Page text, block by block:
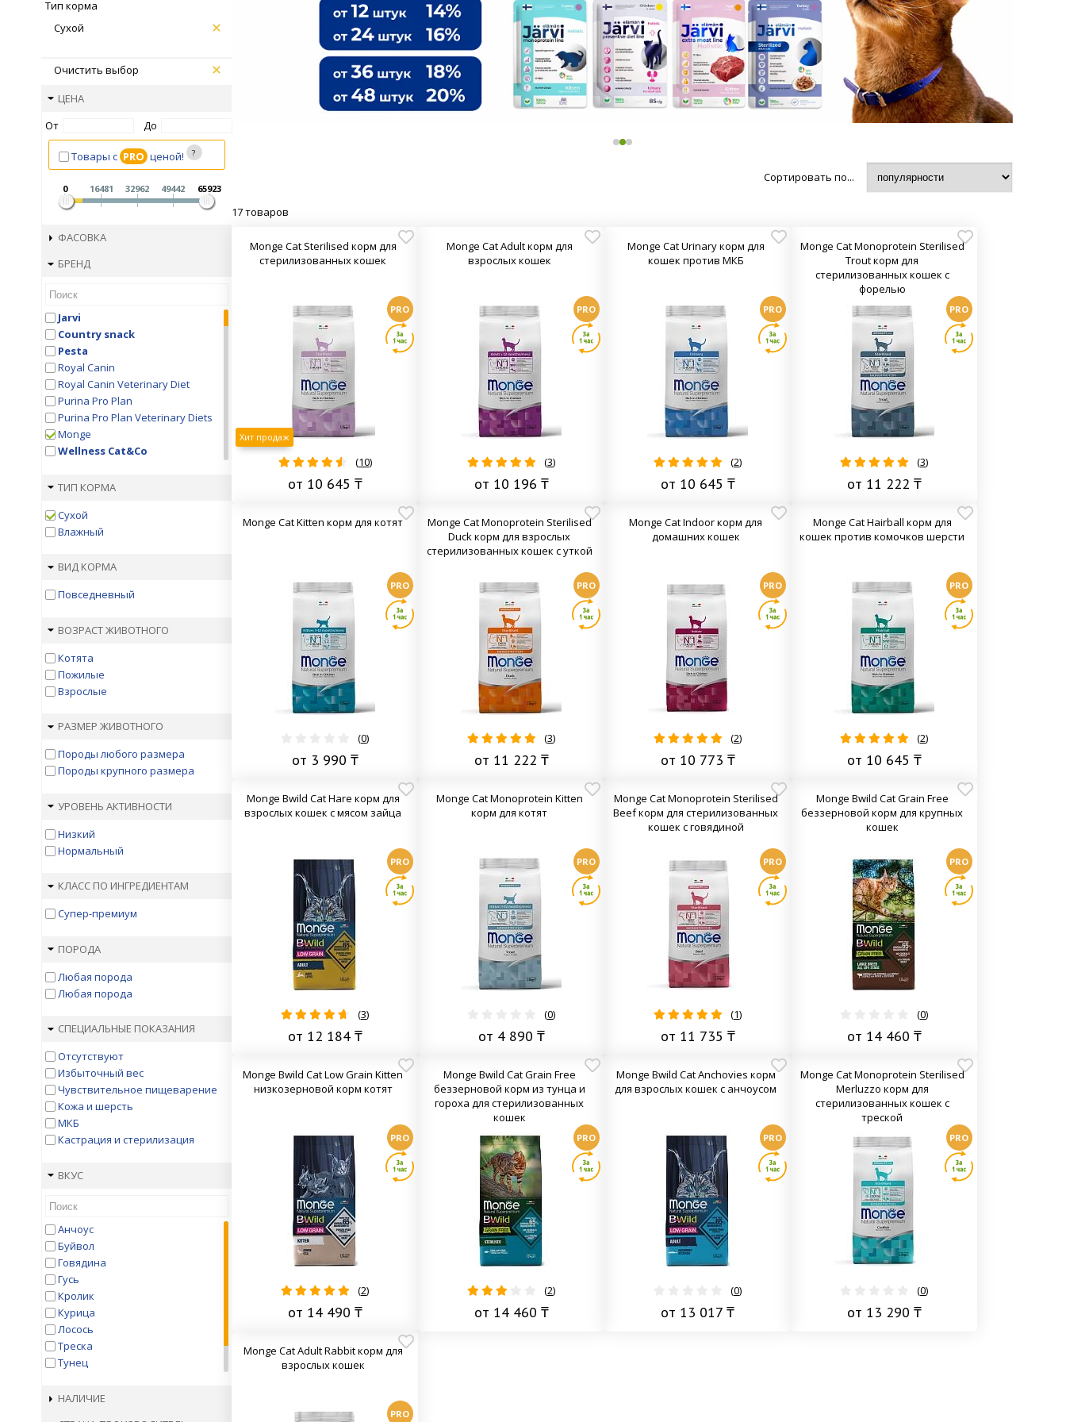
Тип корма
Сухой
Очистить выбор
ЦЕНА
От
До
Товары с PRO ценой!
0 16481 32962 49442 65923
ФАСОВКА
БРЕНД
Jarvi
Country snaсk
Pesta
Royal Canin
Royal Canin Veterinary Diet
Purina Pro Plan
Purina Pro Plan Veterinary Diets
Monge
Wellness Cat&Co
Hill's Prescription Diet
Acana
AJO
Applaws
Bewi Cat
Bozita
Carnilove Brit
Croque
Darsi
Dr. Clauder's
Farmina N&D
Felix
Fitmin
Forza10
Gemon
Grandorf
Happy Cat (вет. корма)
Holistic Blend
Karmy
KiS-KiS
Kitekat
Landor
Lechat
Leonardo
Matisse
ME-O
Monge Vet Solution
Natura
Nature`s Protection
Nature's Table
NOW
Nutram
ONE & ONLY
Orijen
Perfect Fit
Pro-Vet
Pronature
ТИП КОРМА
Сухой
Влажный
ВИД КОРМА
Повседневный
ВОЗРАСТ ЖИВОТНОГО
Котята
Пожилые
Взрослые
РАЗМЕР ЖИВОТНОГО
Породы любого размера
Породы крупного размера
УРОВЕНЬ АКТИВНОСТИ
Низкий
Нормальный
КЛАСС ПО ИНГРЕДИЕНТАМ
Супер-премиум
ПОРОДА
Любая порода
Любая порода
СПЕЦИАЛЬНЫЕ ПОКАЗАНИЯ
Отсутствуют
Избыточный вес
Чувствительное пищеварение
Кожа и шерсть
МКБ
Кастрация и стерилизация
ВКУС
Анчоус
Буйвол
Говядина
Гусь
Кролик
Курица
Лосось
Треска
Тунец
Форель
НАЛИЧИЕ
Сортировать по...
17 товаров
Monge Cat Sterilised корм для
стерилизованных кошек
PRO
Хит продаж
(10)
от 10 645 ₸
Monge Cat Adult корм для
взрослых кошек
PRO
(3)
от 10 196 ₸
Monge Cat Urinary корм для
кошек против МКБ
PRO
(2)
от 10 645 ₸
Monge Cat Monoprotein Sterilised
Trout корм для
стерилизованных кошек с
форелью
PRO
(3)
от 11 222 ₸
Monge Cat Kitten корм для котят
PRO
(0)
от 3 990 ₸
Monge Cat Monoprotein Sterilised
Duck корм для взрослых
стерилизованных кошек с уткой
PRO
(3)
от 11 222 ₸
Monge Cat Indoor корм для
домашних кошек
PRO
(2)
от 10 773 ₸
Monge Cat Hairball корм для
кошек против комочков шерсти
PRO
(2)
от 10 645 ₸
Monge Bwild Cat Hare корм для
взрослых кошек с мясом зайца
PRO
(3)
от 12 184 ₸
Monge Cat Monoprotein Kitten
корм для котят
PRO
(0)
от 4 890 ₸
Monge Cat Monoprotein Sterilised
Beef корм для стерилизованных
кошек с говядиной
PRO
(1)
от 11 735 ₸
Monge Bwild Cat Grain Free
беззерновой корм для крупных
кошек
PRO
(0)
от 14 460 ₸
Monge Bwild Cat Low Grain Kitten
низкозерновой корм котят
PRO
(2)
от 14 490 ₸
Monge Bwild Cat Grain Free
беззерновой корм из тунца и
гороха для стерилизованных
кошек
PRO
(2)
от 14 460 ₸
Monge Bwild Cat Anchovies корм
для взрослых кошек с анчоусом
PRO
(0)
от 13 017 ₸
Monge Cat Monoprotein Sterilised
Merluzzo корм для
стерилизованных кошек с
треской
PRO
(0)
от 13 290 ₸
Monge Cat Adult Rabbit корм для
взрослых кошек
PRO